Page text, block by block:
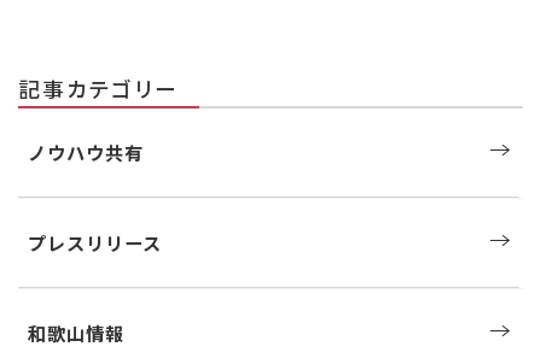
記事カテゴリー
ノウハウ共有
プレスリリース
和歌山情報